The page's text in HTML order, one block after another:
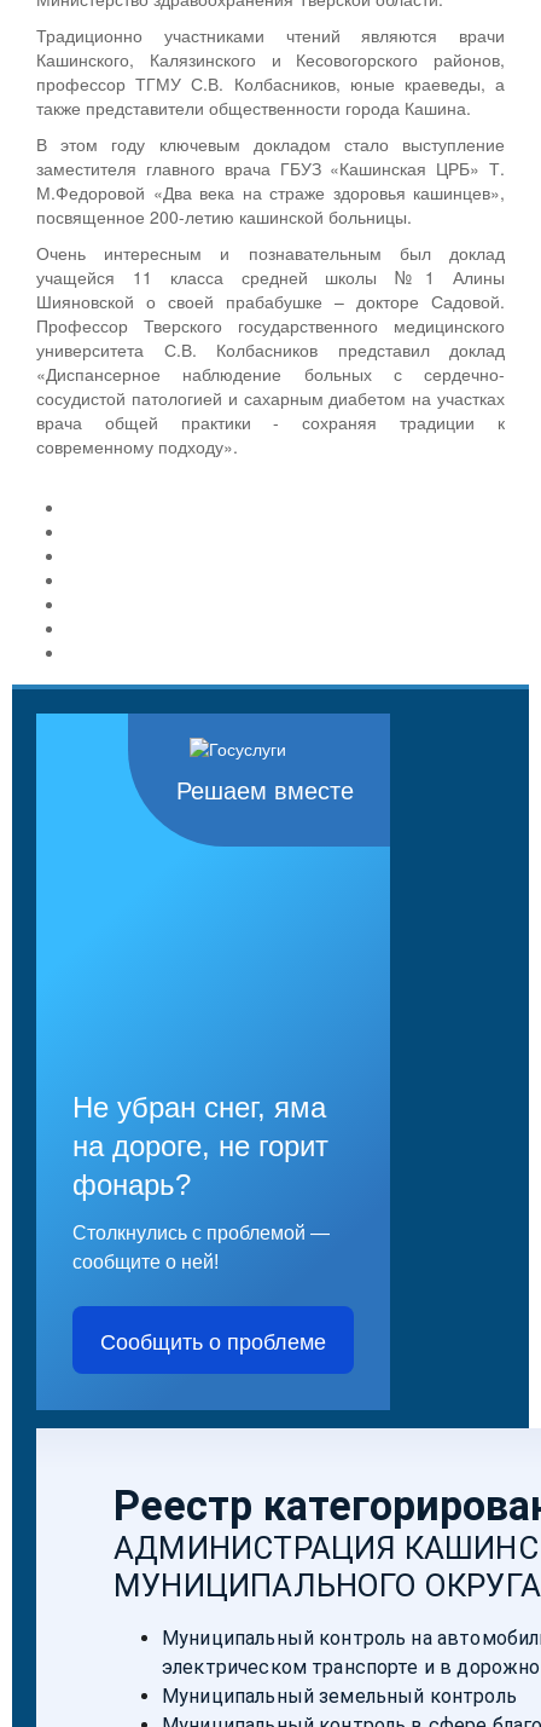
Традиционно участниками чтений являются врачи
Кашинского, Калязинского и Кесовогорского районов,
профессор ТГМУ С.В. Колбасников, юные краеведы, а
также представители общественности города Кашина.
В этом году ключевым докладом стало выступление
заместителя главного врача ГБУЗ «Кашинская ЦРБ» Т.
М.Федоровой «Два века на страже здоровья кашинцев»,
посвященное 200-летию кашинской больницы.
Очень интересным и познавательным был доклад
учащейся 11 класса средней школы №1 Алины
Шияновской о своей прабабушке – докторе Садовой.
Профессор Тверского государственного медицинского
университета С.В. Колбасников представил доклад
«Диспансерное наблюдение больных с сердечно-
сосудистой патологией и сахарным диабетом на участках
врача общей практики - сохраняя традиции к
современному подходу».
Решаем вместе
Не убран снег, яма
на дороге, не горит
фонарь?
Столкнулись с проблемой —
сообщите о ней!
Сообщить о проблеме